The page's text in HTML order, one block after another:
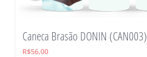
Caneca Brasão DONIN (CAN003)
R$56,00